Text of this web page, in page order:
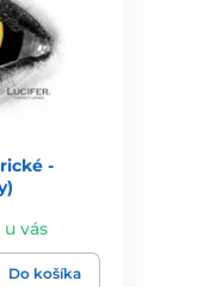
-
u vás
Do košíka